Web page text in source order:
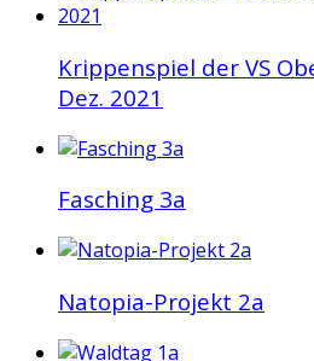
Krippenspiel der VS
Dez. 2021
Fasching 3a
Natopia-Projekt 2a